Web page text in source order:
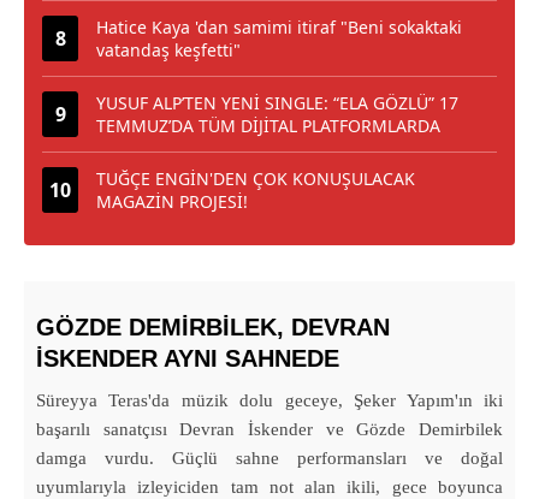
Hatice Kaya 'dan samimi itiraf "Beni sokaktaki
vatandaş keşfetti"
YUSUF ALP’TEN YENİ SINGLE: “ELA GÖZLÜ” 17
TEMMUZ’DA TÜM DİJİTAL PLATFORMLARDA
TUĞÇE ENGİN'DEN ÇOK KONUŞULACAK
MAGAZİN PROJESİ!
GÖZDE DEMİRBİLEK, DEVRAN
İSKENDER AYNI SAHNEDE
Süreyya Teras'da müzik dolu geceye, Şeker Yapım'ın iki
başarılı sanatçısı Devran İskender ve Gözde Demirbilek
damga vurdu. Güçlü sahne performansları ve doğal
uyumlarıyla izleyiciden tam not alan ikili, gece boyunca